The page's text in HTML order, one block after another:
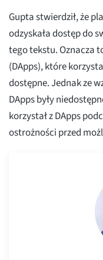
Gupta stwierdził, że
odzyskała dostęp do
tego tekstu. Oznacza
(DApps), które
dostępne. Jednak ze
DApps były
korzystał z DApps
ostrożności przed